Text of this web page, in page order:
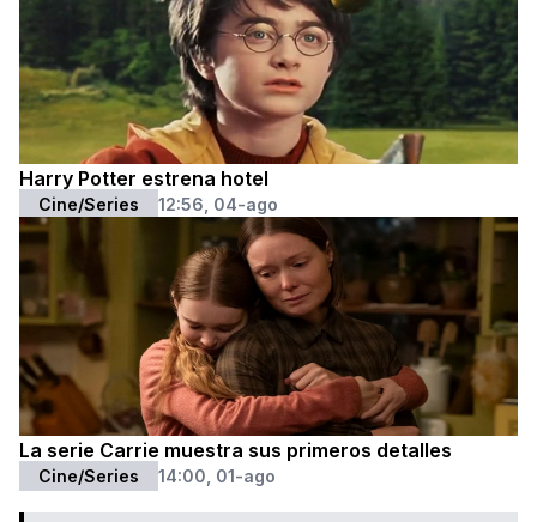
Harry Potter estrena hotel
Cine/Series 12:56, 04-ago
La serie Carrie muestra sus primeros detalles
Cine/Series 14:00, 01-ago